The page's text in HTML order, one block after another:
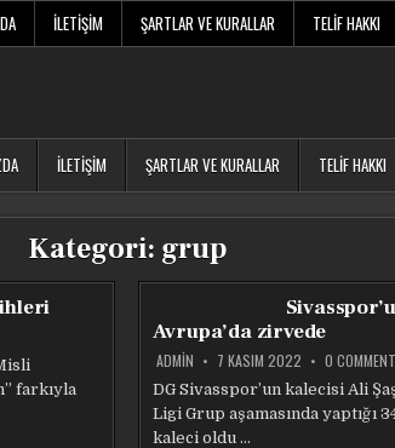
İLETIŞIM ŞARTLAR VE KURALLAR TELIF HAKKI
İLETIŞIM ŞARTLAR VE KURALLAR TELIF HAKKI
Kategori: grup
farkıyla
Avrupa’da zirvede
ADMIN 7 KASIM 2022 0
DG Sivasspor’un kalecisi Ali
Ligi Grup aşamasında yaptığı
kaleci oldu …